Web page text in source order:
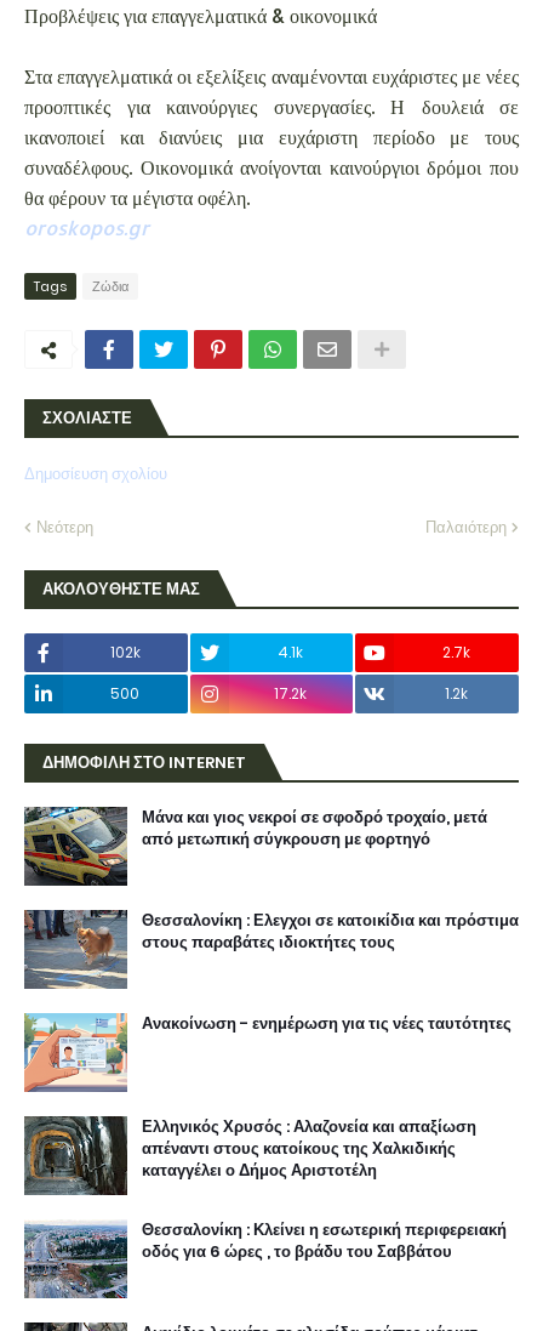
Προβλέψεις για επαγγελματικά & οικονομικά
Στα επαγγελματικά οι εξελίξεις αναμένονται ευχάριστες με νέες
προοπτικές για καινούργιες συνεργασίες. Η δουλειά σε
ικανοποιεί και διανύεις μια ευχάριστη περίοδο με τους
συναδέλφους. Οικονομικά ανοίγονται καινούργιοι δρόμοι που
θα φέρουν τα μέγιστα οφέλη.
oroskopos.gr
Tags Ζώδια
ΣΧΟΛΙΑΣΤΕ
Δημοσίευση σχολίου
Νεότερη Παλαιότερη
ΑΚΟΛΟΥΘΗΣΤΕ ΜΑΣ
102k 4.1k
2.7k
500
17.2k 1.2k
ΔΗΜΟΦΙΛΗ ΣΤΟ INTERNET
Μάνα και γιος νεκροί σε σφοδρό τροχαίο, μετά
από μετωπική σύγκρουση με φορτηγό
Θεσσαλονίκη : Ελεγχοι σε κατοικίδια και πρόστιμα
στους παραβάτες ιδιοκτήτες τους
Ανακοίνωση - ενημέρωση για τις νέες ταυτότητες
Ελληνικός Χρυσός : Αλαζονεία και απαξίωση
απέναντι στους κατοίκους της Χαλκιδικής
καταγγέλει ο Δήμος Αριστοτέλη
Θεσσαλονίκη : Κλείνει η εσωτερική περιφερειακή
οδός για 6 ώρες , το βράδυ του Σαββάτου